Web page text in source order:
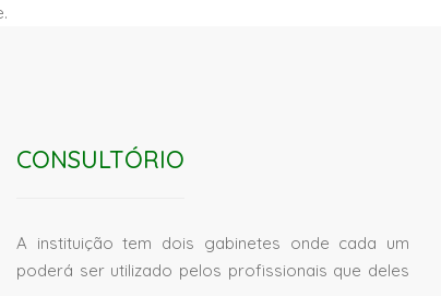
CONSULTÓRIO
A instituição tem dois gabinetes onde cada um
poderá ser utilizado pelos profissionais que deles